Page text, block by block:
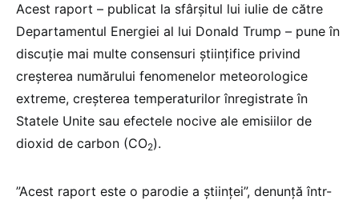
Acest raport – publicat la sfârşitul lui iulie de către
Departamentul Energiei al lui Donald Trump – pune în
discuţie mai multe consensuri ştiinţifice privind
creşterea numărului fenomenelor meteorologice
extreme, creşterea temperaturilor înregistrate în
Statele Unite sau efectele nocive ale emisiilor de
dioxid de carbon (CO2).
”Acest raport este o parodie a ştiinţei”, denunţă într-